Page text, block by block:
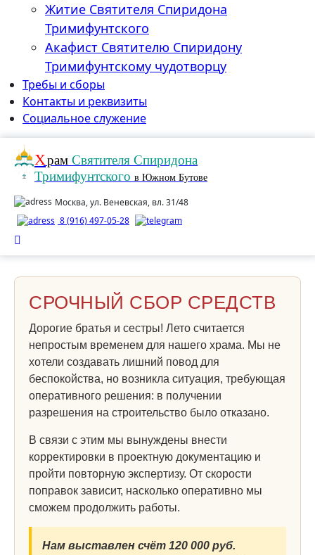
Житие Cвятителя Спиридона
Тримифунтского
Акафист Cвятителю Спиридону
Тримифунтскому чудотворцу
Требы и сборы
Контакты и реквизиты
Социальное служение
Храм Святителя Спиридона
Тримифунтского в Южном Бутове
Москва, ул. Веневская, вл. 31/48
8 (916) 497-05-28
СРОЧНЫЙ СБОР СРЕДСТВ
Дорогие братья и сестры! Лето считается
непростым временем для нашего храма. Мы не
хотели создавать лишний повод для
беспокойства, но возникла ситуация, требующая
оперативного решения: в получении
разрешения на строительство было отказано.
В связи с этим мы вынуждены внести
корректировки в проектную документацию и
пройти повторную экспертизу. От скорости
поправок зависит, насколько оперативно мы
сможем продолжить работы.
Нам выставлен счёт 120 000 руб.